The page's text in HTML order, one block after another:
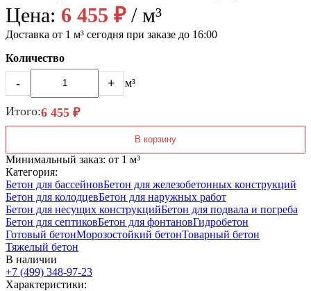
Цена: 6 455 ₽/ м³
Доставка от 1 м³ сегодня при заказе до 16:00
Количество
- + м³
Итого:6 455 ₽
В корзину
Минимальный заказ: от 1 м³
Категория:
Бетон для бассейновБетон для железобетонных конструкций
Бетон для колодцевБетон для наружных работ
Бетон для несущих конструкцийБетон для подвала и погреба
Бетон для септиковБетон для фонтановГидробетон
Готовый бетонМорозостойкий бетонТоварный бетон
Тяжелый бетон
В наличии
+7 (499) 348-97-23
Характеристики: